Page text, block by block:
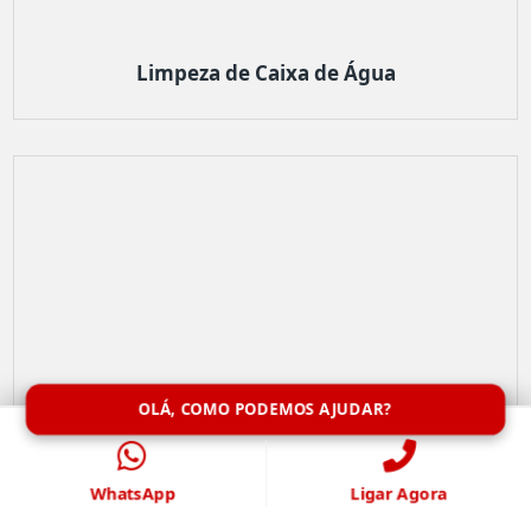
Limpeza de Caixa de Água
OLÁ, COMO PODEMOS AJUDAR?
WhatsApp Ligar Agora